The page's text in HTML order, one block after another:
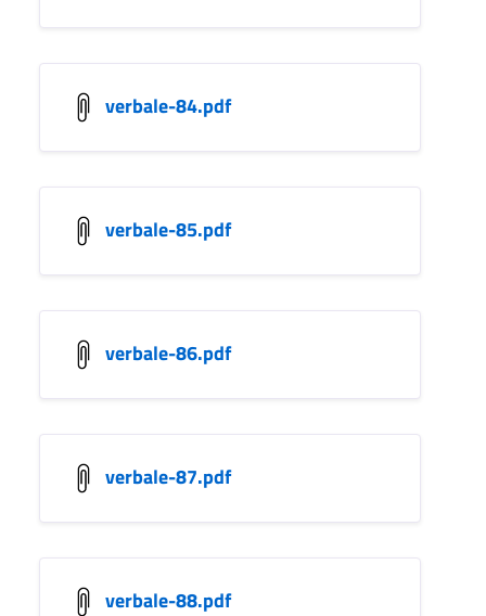
verbale-84.pdf
verbale-85.pdf
verbale-86.pdf
verbale-87.pdf
verbale-88.pdf